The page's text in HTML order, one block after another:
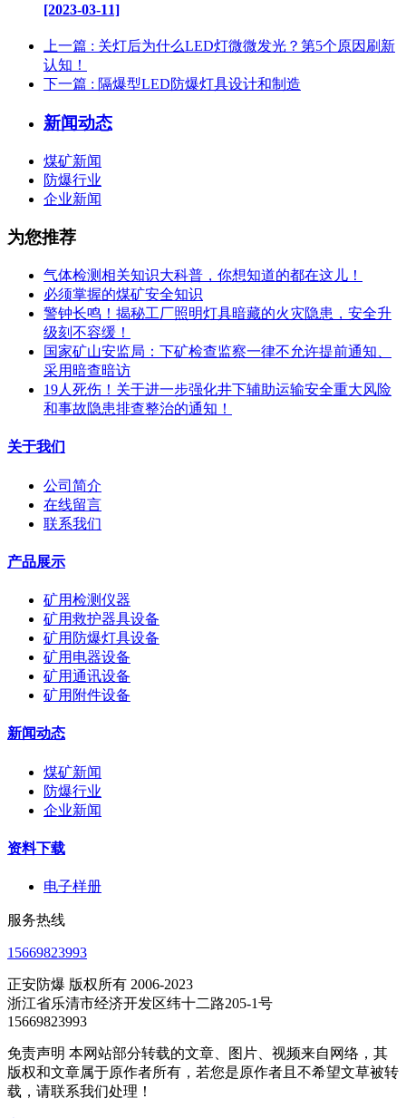
[2023-03-11]
上一篇 : 关灯后为什么LED灯微微发光？第5个原因刷新
认知！
下一篇 : 隔爆型LED防爆灯具设计和制造
新闻动态
煤矿新闻
防爆行业
企业新闻
为您推荐
气体检测相关知识大科普，你想知道的都在这儿！
必须掌握的煤矿安全知识
警钟长鸣！揭秘工厂照明灯具暗藏的火灾隐患，安全升
级刻不容缓！
国家矿山安监局：下矿检查监察一律不允许提前通知、
采用暗查暗访
19人死伤！关于进一步强化井下辅助运输安全重大风险
和事故隐患排查整治的通知！
关于我们
公司简介
在线留言
联系我们
产品展示
矿用检测仪器
矿用救护器具设备
矿用防爆灯具设备
矿用电器设备
矿用通讯设备
矿用附件设备
新闻动态
煤矿新闻
防爆行业
企业新闻
资料下载
电子样册
服务热线
15669823993
正安防爆 版权所有 2006-2023
浙江省乐清市经济开发区纬十二路205-1号
15669823993
免责声明 本网站部分转载的文章、图片、视频来自网络，其
版权和文章属于原作者所有，若您是原作者且不希望文草被转
载，请联系我们处理！